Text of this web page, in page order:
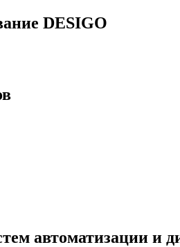
DESIGO
автоматизации и